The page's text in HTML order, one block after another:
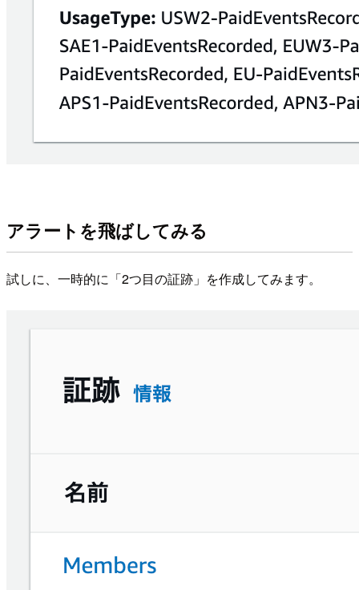
アラートを飛ばしてみる
試しに、一時的に「2つ目の証跡」を作成してみます。